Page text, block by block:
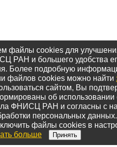
файлы cookies для
РАН и большего удобства
Более подробную
файлов cookies можно найти
сайтом, Вы
об
ФНИСЦ РАН и согласны с
персональных данных.
файлы cookies в
больше Принять